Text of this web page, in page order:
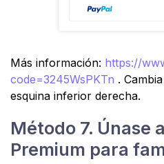
Más información: https://
code=3245WsPKTn .
esquina inferior derecha.
Método 7. Únase
Premium para